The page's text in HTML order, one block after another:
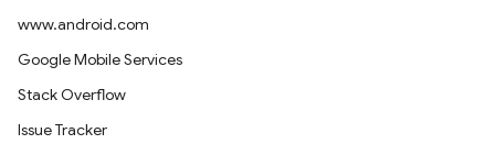
www.android.com
Google Mobile Services
Stack Overflow
Issue Tracker